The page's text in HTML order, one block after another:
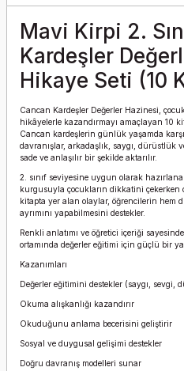
Mavi Kirpi 2.
Kardeşler
Hikaye Seti (10
Cancan Kardeşler Değerler Hazinesi,
hikâyelerle kazandırmayı amaçlayan 10
Cancan kardeşlerin günlük yaşamda
davranışlar, arkadaşlık, saygı, dürüstlük
sade ve anlaşılır bir şekilde aktarılır.
2. sınıf seviyesine uygun olarak
kurgusuyla çocukların dikkatini çekerken
kitapta yer alan olaylar, öğrencilerin hem
ayrımını yapabilmesini destekler.
Renkli anlatımı ve öğretici içeriği
ortamında değerler eğitimi için güçlü bir
Kazanımları
Değerler eğitimini destekler (saygı, sevgi,
Okuma alışkanlığı kazandırır
Okuduğunu anlama becerisini geliştirir
Sosyal ve duygusal gelişimi destekler
Doğru davranış modelleri sunar